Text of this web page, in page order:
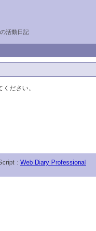
活動日記
ださい。
: Web Diary Professional